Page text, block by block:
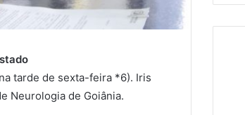
na tarde de sexta-feira *6). Iris
Neurologia de Goiânia.